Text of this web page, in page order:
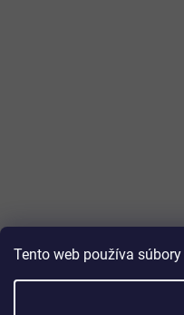
Tento web používa